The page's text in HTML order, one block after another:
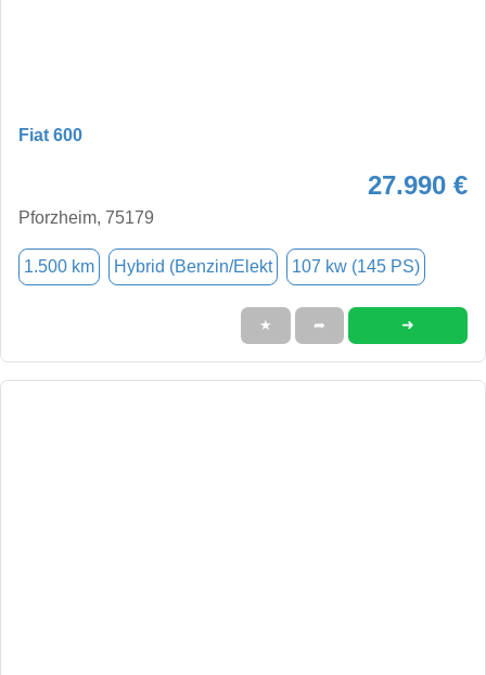
Fiat 600
27.990 €
Pforzheim, 75179
1.500 km Hybrid (Benzin/Elekt 107 kw (145 PS)
★ ➦ ➜